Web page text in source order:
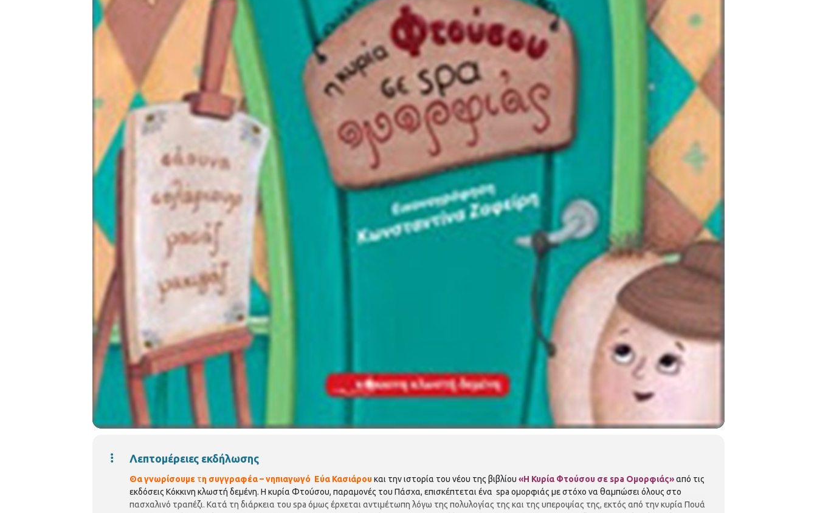
Λεπτομέρειες εκδήλωσης
Θα γνωρίσουμε τη συγγραφέα – νηπιαγωγό Εύα Κασιάρουκαι την ιστορία του νέου της βιβλίου «Η Κυρία Φτούσου σε spa Ομορφιάς»από τις
εκδόσεις Κόκκινη κλωστή δεμένη. Η κυρία Φτούσου, παραμονές του Πάσχα, επισκέπτεται ένα spa ομορφιάς με στόχο να θαμπώσει όλους στο
πασχαλινό τραπέζι. Κατά τη διάρκεια του spa όμως έρχεται αντιμέτωπη λόγω της πολυλογίας της και της υπεροψίας της, εκτός από την κυρία Πουά